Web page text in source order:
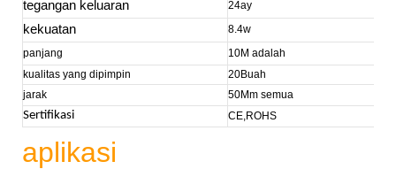
tegangan keluaran 24ay
kekuatan
8.4w
panjang
10M adalah
kualitas yang dipimpin
20Buah
jarak
50Mm semua
Sertifikasi CE,ROHS
aplikasi